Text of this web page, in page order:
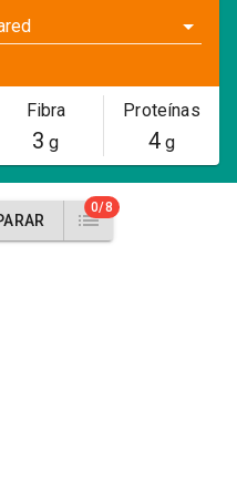
Fibra
3 g
Proteínas
4g
0/8